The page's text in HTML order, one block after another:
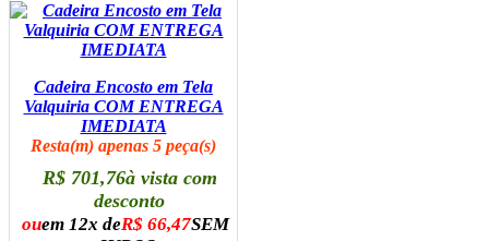
Cadeira Encosto em Tela
Valquiria COM ENTREGA
IMEDIATA
Resta(m) apenas 5 peça(s)
R$ 701,76à vista com
desconto
ouem 12x deR$ 66,47SEM